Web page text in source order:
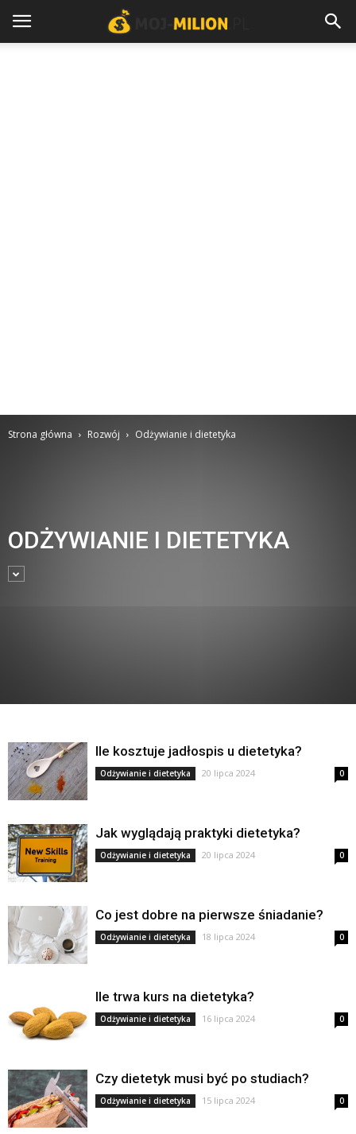
Strona główna Rozwój Odżywianie i dietetyka
ODŻYWIANIE I DIETETYKA
Ile kosztuje jadłospis u dietetyka?
Odżywianie i dietetyka 20 lipca 2024 0
Jak wyglądają praktyki dietetyka?
Odżywianie i dietetyka 20 lipca 2024 0
Co jest dobre na pierwsze śniadanie?
Odżywianie i dietetyka 18 lipca 2024 0
Ile trwa kurs na dietetyka?
Odżywianie i dietetyka 16 lipca 2024 0
Czy dietetyk musi być po studiach?
Odżywianie i dietetyka 15 lipca 2024 0